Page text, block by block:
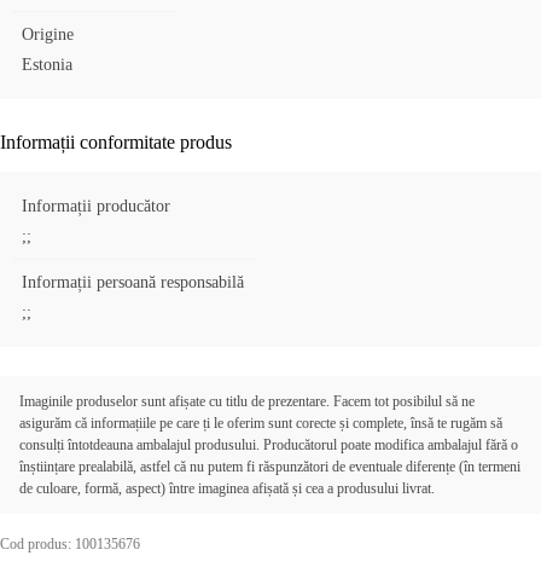
Origine
Estonia
Informații conformitate produs
Informații producător
;;
Informații persoană responsabilă
;;
Imaginile produselor sunt afișate cu titlu de prezentare. Facem tot posibilul să ne
asigurăm că informațiile pe care ți le oferim sunt corecte și complete, însă te rugăm să
consulți întotdeauna ambalajul produsului. Producătorul poate modifica ambalajul fără o
înștiințare prealabilă, astfel că nu putem fi răspunzători de eventuale diferențe (în termeni
de culoare, formă, aspect) între imaginea afișată și cea a produsului livrat.
Cod produs: 100135676